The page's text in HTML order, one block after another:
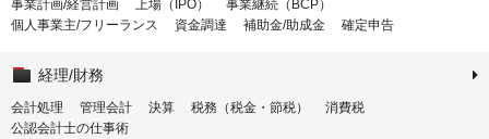
事業計画/経営計画 上場（IPO）
事業継続（BCP）
個人事業主/フリーランス
資金調達 補助金/助成金 確定申告
経理/財務
会計処理 管理会計 決算 税務（税金・節税）
消費税
公認会計士の仕事術